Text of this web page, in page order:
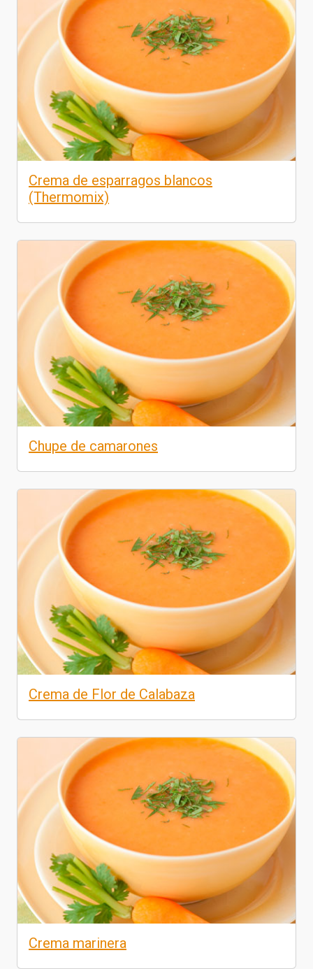
Crema de esparragos blancos
(Thermomix)
Chupe de camarones
Crema de Flor de Calabaza
Crema marinera